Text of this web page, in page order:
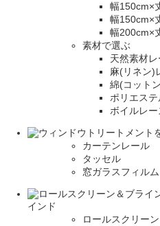
幅150cm×
幅150cm×
幅200cm×
素材で選ぶ
天然素材
麻(リネン)
綿(コット
ポリエス
ボイルレ
カーテンレール
タッセル
窓ガラスフィルム
インド
ロールスクリーン